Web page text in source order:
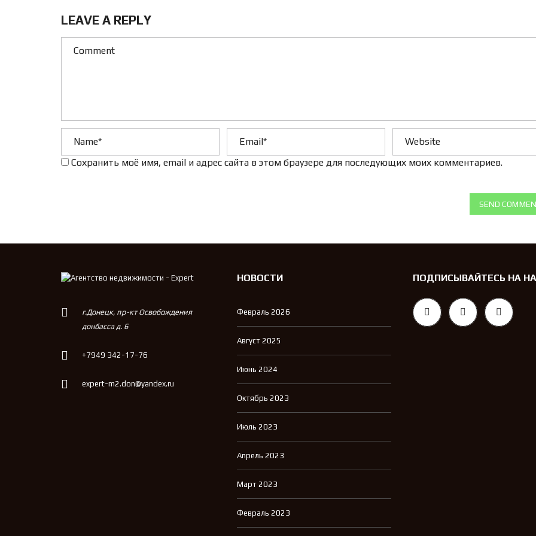
LEAVE A REPLY
Сохранить моё имя, email и адрес сайта в этом браузере для последующих моих комментариев.
SEND
г.Донецк, пр-кт Освобождения
донбасса д. 6
+7949 342-17-76
expert-m2.don@yandex.ru
НОВОСТИ
Февраль 2026
Август 2025
Июнь 2024
Октябрь 2023
Июль 2023
Апрель 2023
Март 2023
Февраль 2023
ПОДПИСЫВАЙТЕСЬ НА